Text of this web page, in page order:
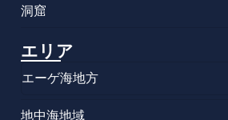
洞窟
エリア
エーゲ海地方
地中海地域